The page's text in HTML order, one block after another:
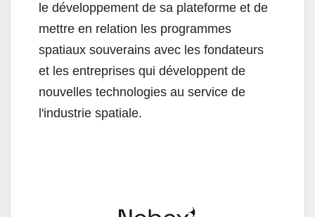
le développement de sa plateforme et de
mettre en relation les programmes
spatiaux souverains avec les fondateurs
et les entreprises qui développent de
nouvelles technologies au service de
l'industrie spatiale.